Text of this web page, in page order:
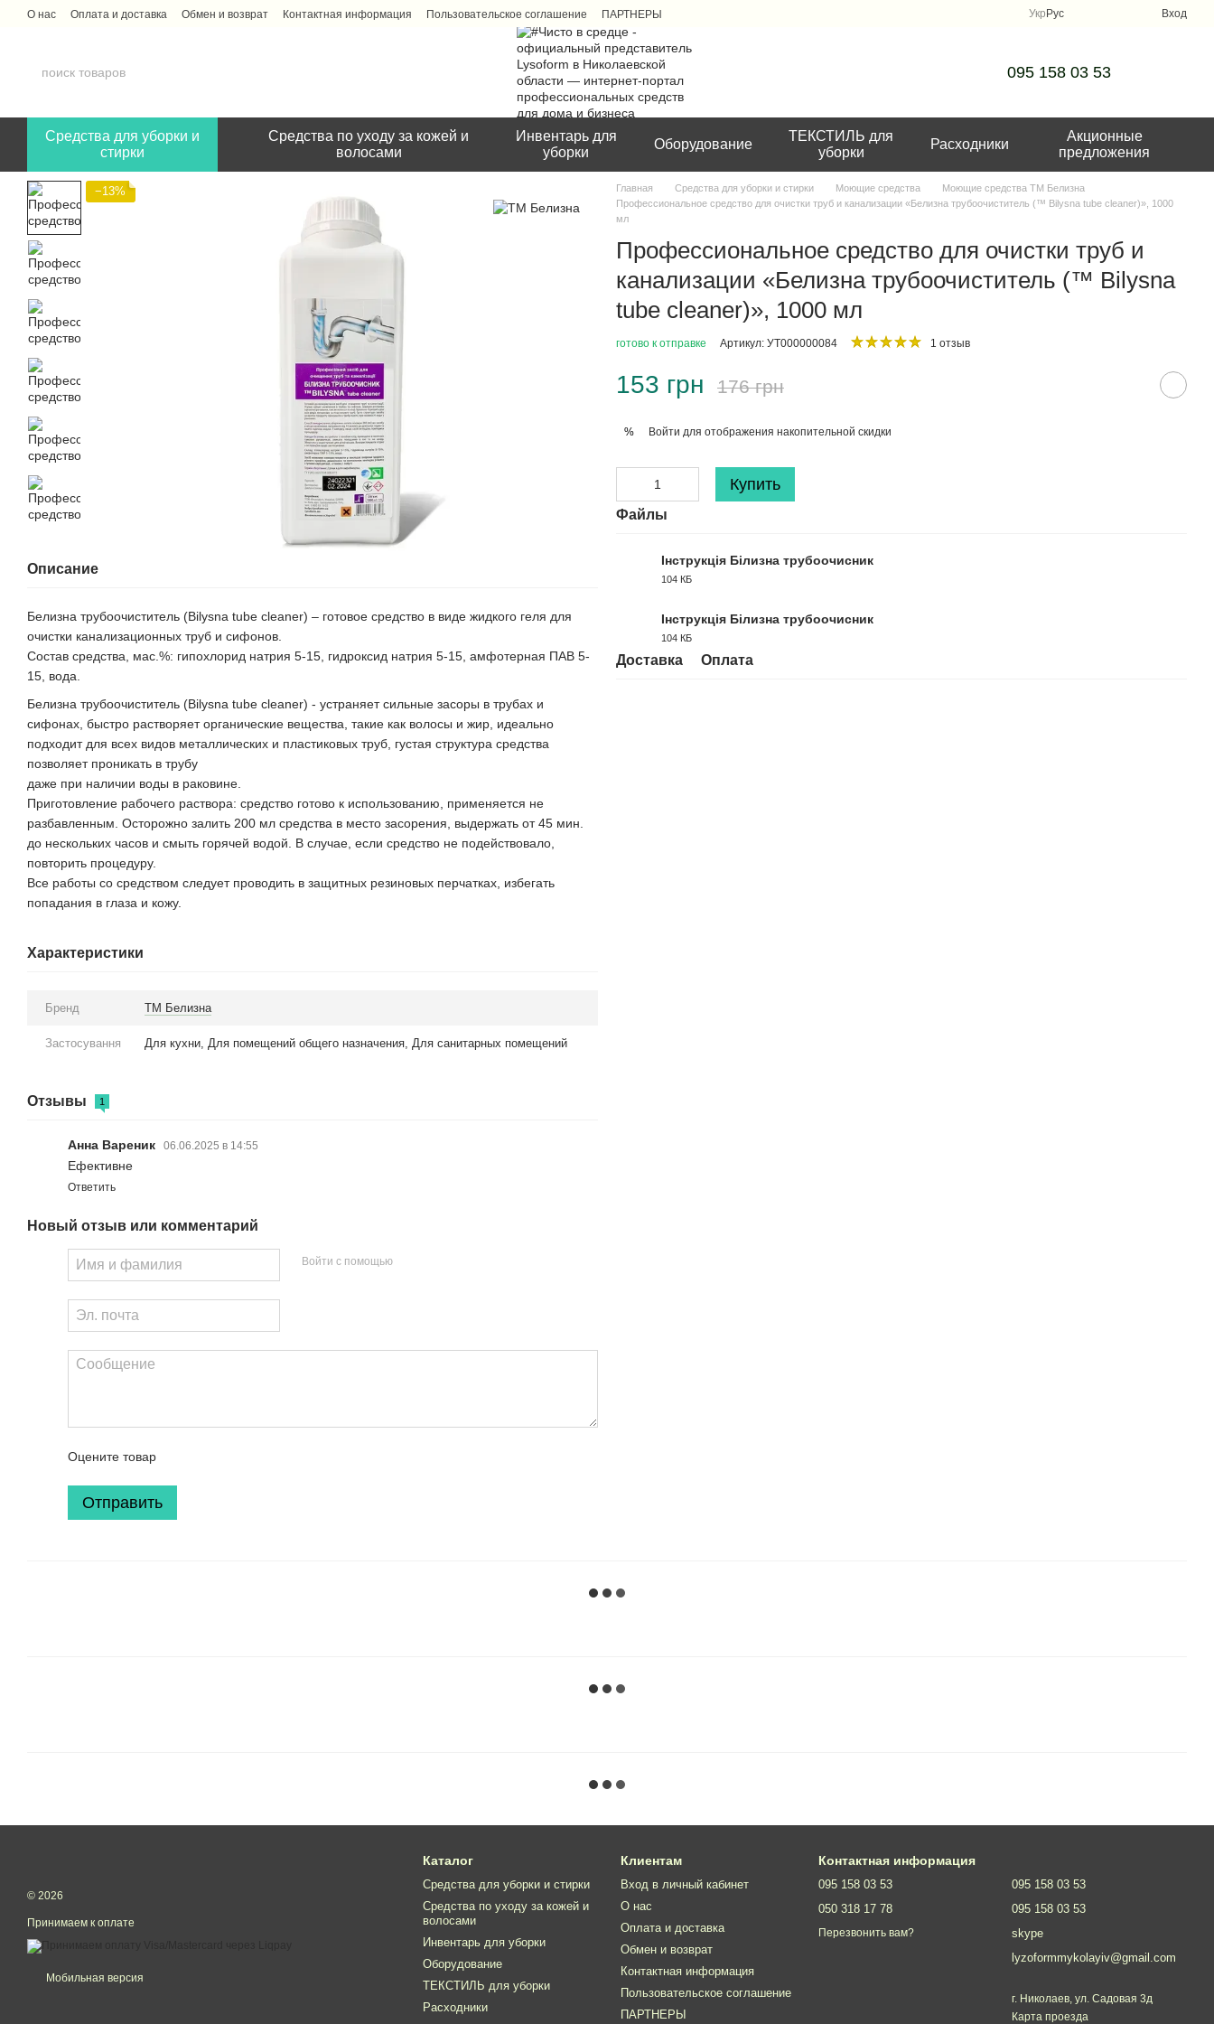
Перейти к основному контенту
О нас Оплата и доставка Обмен и возврат Контактная информация Пользовательское соглашение ПАРТНЕРЫ Укр Рус Вход
095 158 03 53
Средства для уборки и
стирки
Средства по уходу за кожей и
волосами
Инвентарь для
уборки
Оборудование
ТЕКСТИЛЬ для
уборки
Расходники
Акционные
предложения
−13%
Описание
Белизна трубоочиститель (Bilysna tube cleaner) – готовое средство в виде жидкого геля для
очистки канализационных труб и сифонов.
Состав средства, мас.%: гипохлорид натрия 5-15, гидроксид натрия 5-15, амфотерная ПАВ 5-
15, вода.
Белизна трубоочиститель (Bilysna tube cleaner) - устраняет сильные засоры в трубах и
сифонах, быстро растворяет органические вещества, такие как волосы и жир, идеально
подходит для всех видов металлических и пластиковых труб, густая структура средства
позволяет проникать в трубу
даже при наличии воды в раковине.
Приготовление рабочего раствора: средство готово к использованию, применяется не
разбавленным. Осторожно залить 200 мл средства в место засорения, выдержать от 45 мин.
до нескольких часов и смыть горячей водой. В случае, если средство не подействовало,
повторить процедуру.
Все работы со средством следует проводить в защитных резиновых перчатках, избегать
попадания в глаза и кожу.
Характеристики
Бренд ТМ Белизна
Застосування Для кухни, Для помещений общего назначения, Для санитарных помещений
Отзывы 1
Анна Вареник 06.06.2025 в 14:55
Ефективне
Ответить
Новый отзыв или комментарий
Войти с помощью
Оцените товар
Отправить
Главная Средства для уборки и стирки Моющие средства
Моющие средства ТМ Белизна
Профессиональное средство для очистки труб и канализации «Белизна трубоочиститель (™ Bilysna tube cleaner)», 1000
мл
Профессиональное средство для очистки труб и
канализации «Белизна трубоочиститель (™ Bilysna
tube cleaner)», 1000 мл
готово к отправке Артикул: УТ000000084 1 отзыв
153 грн 176 грн
% Войти для отображения накопительной скидки
Купить
Файлы
Інструкція Білизна трубоочисник
104 КБ
Інструкція Білизна трубоочисник
104 КБ
Доставка Оплата
© 2026
Принимаем к оплате
Мобильная версия
Каталог
Средства для уборки и стирки
Средства по уходу за кожей и
волосами
Инвентарь для уборки
Оборудование
ТЕКСТИЛЬ для уборки
Расходники
Клиентам
Вход в личный кабинет
О нас
Оплата и доставка
Обмен и возврат
Контактная информация
Пользовательское соглашение
ПАРТНЕРЫ
Контактная информация
095 158 03 53
050 318 17 78
Перезвонить вам?
095 158 03 53
095 158 03 53
skype
lyzoformmykolayiv@gmail.com
г. Николаев, ул. Садовая 3д
Карта проезда